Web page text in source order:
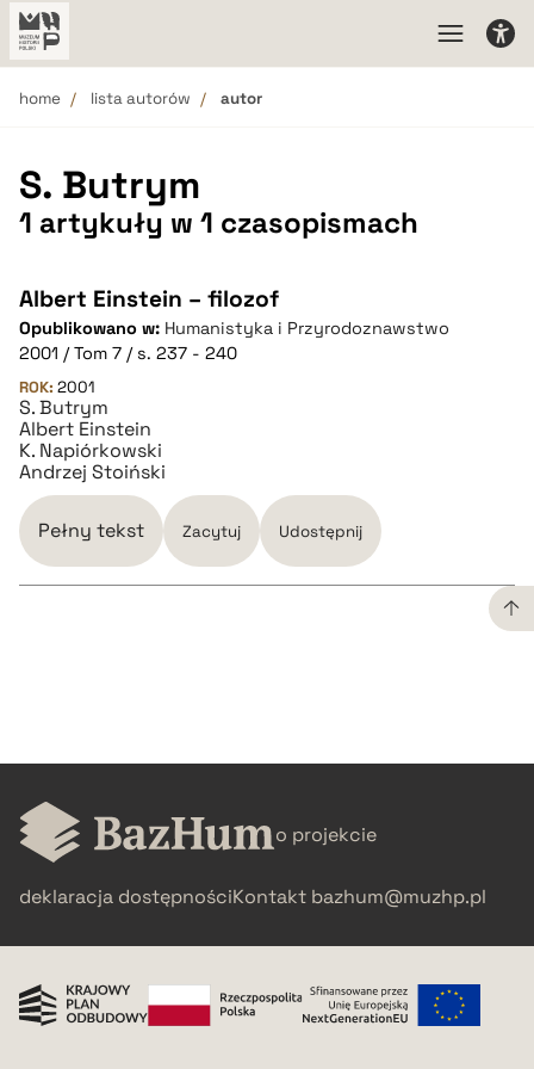
home lista autorów autor
S. Butrym
1 artykuły w 1 czasopismach
Albert Einstein – filozof
Opublikowano w: Humanistyka i Przyrodoznawstwo
2001 / Tom 7 / s. 237 - 240
ROK: 2001
S. Butrym
Albert Einstein
K. Napiórkowski
Andrzej Stoiński
Pełny tekst Zacytuj Udostępnij
BIBTEX
o projekcie
deklaracja dostępnościKontakt bazhum@muzhp.pl